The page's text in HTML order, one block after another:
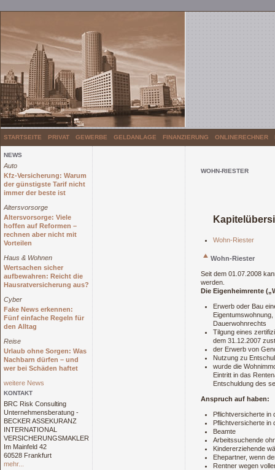
STARTSEITE PRIVAT GEWERBE GELDANLAGE FINANZIERUNG ONLINERECHNER
NEWS
Auto
Kfz-Versicherung: Warum
der günstigste Tarif nicht
immer der beste ist
Altersvorsorge
Altersvorsorge: Viele
hoffen auf Reformen –
rechnen aber nicht mit
Vorteilen
Haus & Wohnen
Wertsachen sicher
aufbewahren: Reicht die
Hausratversicherung aus?
Cyber
Fake News erkennen:
Fünf einfache Regeln für
den Alltag
Reise
Urlaub ohne Sorgen: Was
Nachbarn dürfen – und
wer bei Schäden haftet
weitere News
KONTAKT
BRC Risk Consulting
Unternehmensberatung -
BECKER ASSEKURANZ
INTERNATIONAL
VERSICHERUNGSMAKLER
Im Mainfeld 42
60528 Frankfurt
mehr...
WOHN-RIESTER
Wohn-Riester
Wohn-Riester
Seit dem 01.07.2008
werden.
Die Eigenheimrente
Erwerb oder Bau
Dauerwohnrechts
Tilgung eines
dem 31.12.2007
der Erwerb von
Nutzung zu
wurde die
Eintritt in das
Entschuldung des
Anspruch auf haben:
Pflichtversicherte in
Pflichtversicherte in
Beamte
Arbeitssuchende
Kindererziehende
Ehepartner, wenn
Rentner wegen